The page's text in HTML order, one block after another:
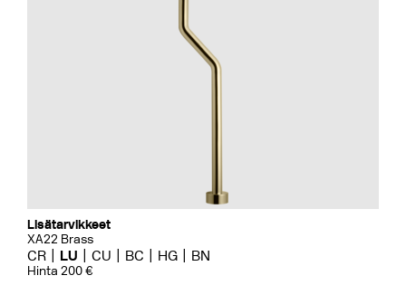
Lisätarvikkeet
XA22 Brass
CR LU CU BC HG BN
Hinta 200 €